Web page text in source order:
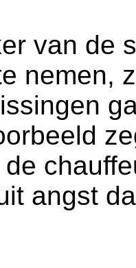
van de
nemen,
angst